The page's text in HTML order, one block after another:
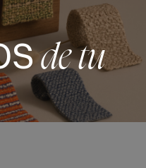
de tu